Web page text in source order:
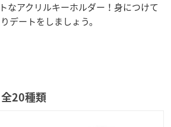
なアクリルキーホルダー！身につけて
デートをしましょう。
20種類